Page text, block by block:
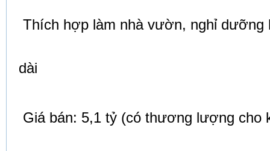
Thích hợp làm nhà vườn, nghỉ dưỡng
dài
Giá bán: 5,1 tỷ (có thương lượng cho